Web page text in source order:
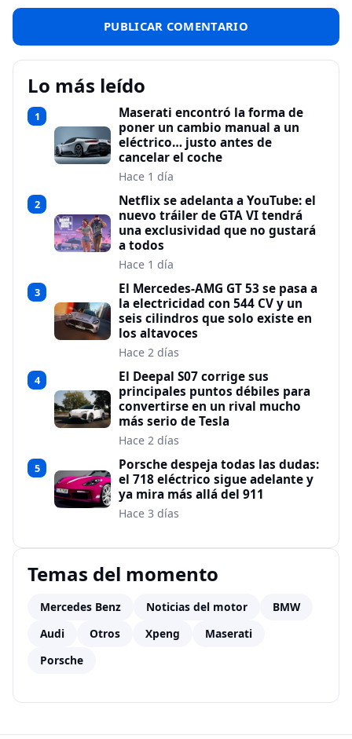
Lo más leído
1
Maserati encontró la forma de
poner un cambio manual a un
eléctrico… justo antes de
cancelar el coche
Hace 1 día
2
Netflix se adelanta a YouTube: el
nuevo tráiler de GTA VI tendrá
una exclusividad que no gustará
a todos
Hace 1 día
3
El Mercedes-AMG GT 53 se pasa a
la electricidad con 544 CV y un
seis cilindros que solo existe en
los altavoces
Hace 2 días
4
El Deepal S07 corrige sus
principales puntos débiles para
convertirse en un rival mucho
más serio de Tesla
Hace 2 días
5
Porsche despeja todas las dudas:
el 718 eléctrico sigue adelante y
ya mira más allá del 911
Hace 3 días
Temas del momento
Mercedes Benz Noticias del motor
BMW
Audi
Otros Xpeng
Maserati
Porsche